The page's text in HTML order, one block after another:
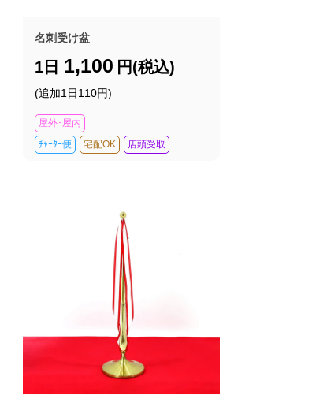
名刺受け盆
1日 1,100 円(税込)
(追加1日110円)
屋外･屋内
ﾁｬｰﾀｰ便
宅配OK 店頭受取